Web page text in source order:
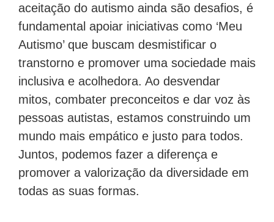
aceitação do autismo ainda são desafios, é
fundamental apoiar iniciativas como ‘Meu
Autismo’ que buscam desmistificar o
transtorno e promover uma sociedade mais
inclusiva e acolhedora. Ao desvendar
mitos, combater preconceitos e dar voz às
pessoas autistas, estamos construindo um
mundo mais empático e justo para todos.
Juntos, podemos fazer a diferença e
promover a valorização da diversidade em
todas as suas formas.